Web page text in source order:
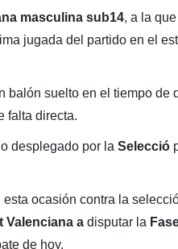
masculina sub14, a la
jugada del partido en el
balón suelto en el tiempo de
falta directa.
desplegado por la Selecció
ocasión contra la
Valenciana adisputar la
de hoy.